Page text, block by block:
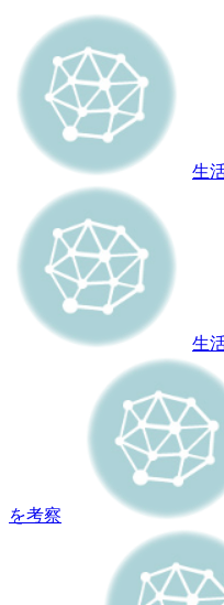
生
生
を考察